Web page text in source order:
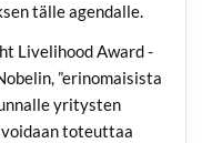
tälle agendalle.
Livelihood Award -
”erinomaisista
yritysten
toteuttaa